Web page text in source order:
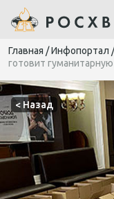
Главная /Инфопортал
готовит
< Назад